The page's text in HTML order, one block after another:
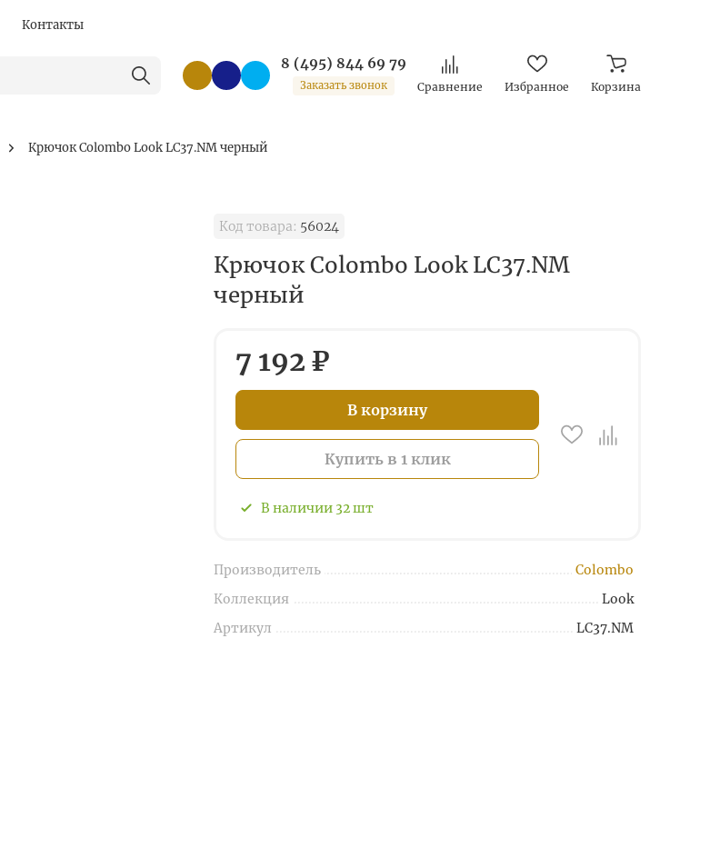
Контакты
8 (495) 844 69 79
Заказать звонок Сравнение Избранное Корзина
Крючок Colombo Look LC37.NM черный
Код товара: 56024
Крючок Colombo Look LC37.NM
черный
7 192 ₽
В корзину
Купить в 1 клик
В наличии 32шт
Производитель
Colombo
Коллекция
Look
Артикул
LC37.NM